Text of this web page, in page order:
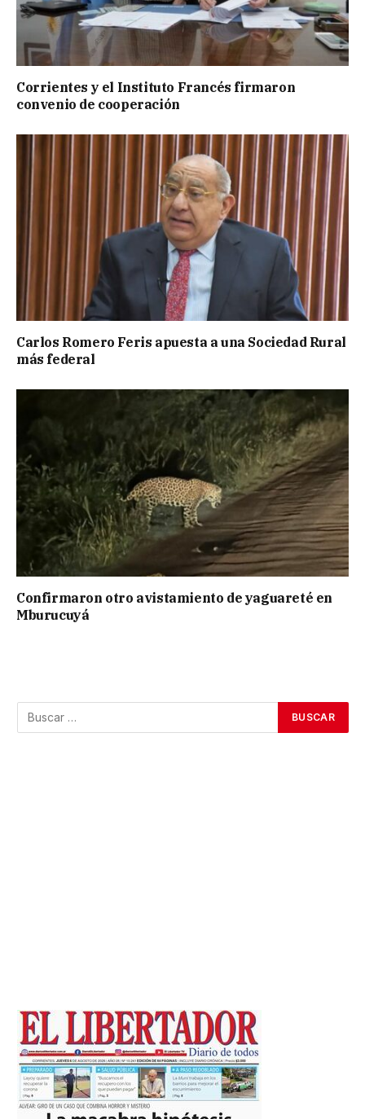
Corrientes y el Instituto Francés firmaron
convenio de cooperación
Carlos Romero Feris apuesta a una Sociedad Rural
más federal
Confirmaron otro avistamiento de yaguareté en
Mburucuyá